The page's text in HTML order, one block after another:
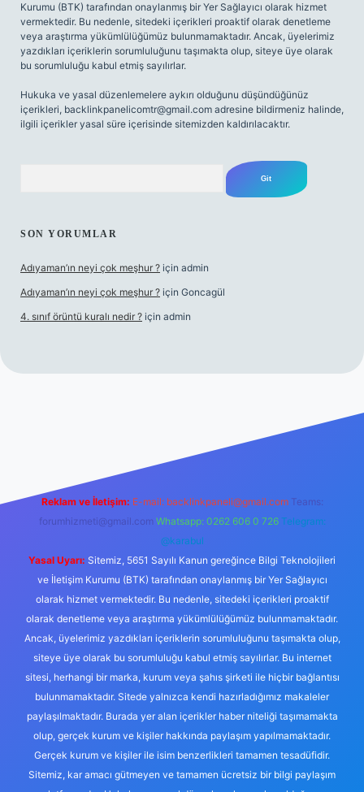
Kurumu (BTK) tarafından onaylanmış bir Yer Sağlayıcı olarak hizmet
vermektedir. Bu nedenle, sitedeki içerikleri proaktif olarak denetleme
veya araştırma yükümlülüğümüz bulunmamaktadır. Ancak, üyelerimiz
yazdıkları içeriklerin sorumluluğunu taşımakta olup, siteye üye olarak
bu sorumluluğu kabul etmiş sayılırlar.
Hukuka ve yasal düzenlemelere aykırı olduğunu düşündüğünüz
içerikleri, backlinkpanelicomtr@gmail.com adresine bildirmeniz halinde,
ilgili içerikler yasal süre içerisinde sitemizden kaldırılacaktır.
SON YORUMLAR
Adıyaman’ın neyi çok meşhur ? için admin
Adıyaman’ın neyi çok meşhur ? için Goncagül
4. sınıf örüntü kuralı nedir ? için admin
Reklam ve İletişim: E-mail: backlinkpaneli@gmail.com Teams:
forumhizmeti@gmail.com Whatsapp: 0262 606 0 726 Telegram:
@karabul
Yasal Uyarı: Sitemiz, 5651 Sayılı Kanun gereğince Bilgi Teknolojileri
ve İletişim Kurumu (BTK) tarafından onaylanmış bir Yer Sağlayıcı
olarak hizmet vermektedir. Bu nedenle, sitedeki içerikleri proaktif
olarak denetleme veya araştırma yükümlülüğümüz bulunmamaktadır.
Ancak, üyelerimiz yazdıkları içeriklerin sorumluluğunu taşımakta olup,
siteye üye olarak bu sorumluluğu kabul etmiş sayılırlar. Bu internet
sitesi, herhangi bir marka, kurum veya şahıs şirketi ile hiçbir bağlantısı
bulunmamaktadır. Sitede yalnızca kendi hazırladığımız makaleler
paylaşılmaktadır. Burada yer alan içerikler haber niteliği taşımamakta
olup, gerçek kurum ve kişiler hakkında paylaşım yapılmamaktadır.
Gerçek kurum ve kişiler ile isim benzerlikleri tamamen tesadüfidir.
Sitemiz, kar amacı gütmeyen ve tamamen ücretsiz bir bilgi paylaşım